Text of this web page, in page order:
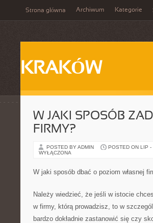
Strona główna Archiwum Kategorie
KRAKÓW
W JAKI SPOSÓB
FIRMY?
POSTED BY ADMIN POSTED ON LIP -
WYŁĄCZONA
W jaki sposób dbać o poziom własnej
Należy wiedzieć, że jeśli w istocie
w firmy, którą prowadzisz, to w
bardzo dokładnie zastanowić się czy